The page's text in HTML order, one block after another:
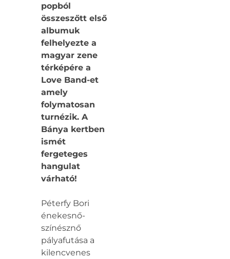
popból
összeszőtt első
albumuk
felhelyezte a
magyar zene
térképére a
Love Band-et
amely
folymatosan
turnézik. A
Bánya kertben
ismét
fergeteges
hangulat
várható!
Péterfy Bori
énekesnő-
színésznő
pályafutása a
kilencvenes